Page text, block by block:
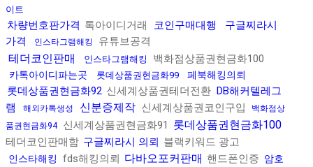
이트
차량번호판가격 톡아이디거래 코인구매대행
구글찌라시
가격
인스타그램해킹 유튜브공격
테더코인판매 인스타그램해킹 백화점상품권현금화100
카톡아이디파는곳 롯데상품권현금화99 페북해킹의뢰
롯데상품권현금화92 신세계상품권테더전환 DB해커텔레그
램
해외카톡생성 신분증제작 신세계상품권코인구입
백화점상
품권현금화94
신세계상품권현금화91 롯데상품권현금화100
테더코인판매함 구글찌라시 의뢰 블랙키워드 광고
인스타해킹 fds해킹의뢰 다바오포커판매 핸드폰인증 암호